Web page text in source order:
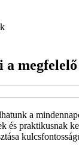
a
és praktikusnak